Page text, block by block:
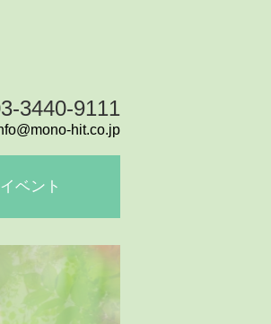
3440-9111
hit.co.jp
イベント